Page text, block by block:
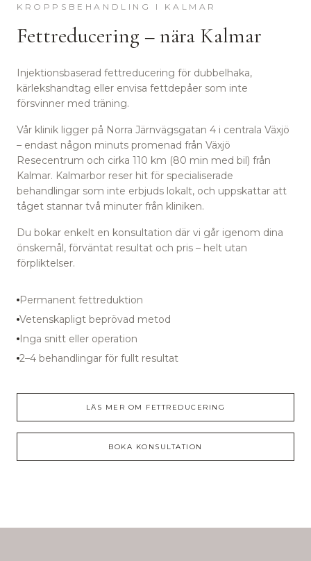
KROPPSBEHANDLING I KALMAR
Fettreducering – nära Kalmar
Injektionsbaserad fettreducering för dubbelhaka,
kärlekshandtag eller envisa fettdepåer som inte
försvinner med träning.
Vår klinik ligger på Norra Järnvägsgatan 4 i centrala Växjö
– endast någon minuts promenad från Växjö
Resecentrum och cirka 110 km (80 min med bil) från
Kalmar. Kalmarbor reser hit för specialiserade
behandlingar som inte erbjuds lokalt, och uppskattar att
tåget stannar två minuter från kliniken.
Du bokar enkelt en konsultation där vi går igenom dina
önskemål, förväntat resultat och pris – helt utan
förpliktelser.
Permanent fettreduktion
Vetenskapligt beprövad metod
Inga snitt eller operation
2–4 behandlingar för fullt resultat
LÄS MER OM FETTREDUCERING
BOKA KONSULTATION